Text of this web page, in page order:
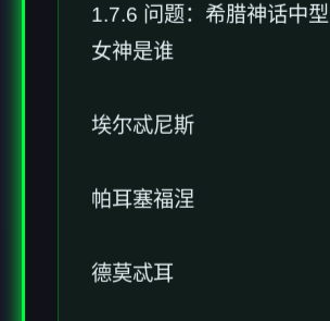
1.7.6 问题：希腊神话中
女神是谁
埃尔忒尼斯
帕耳塞福涅
德莫忒耳